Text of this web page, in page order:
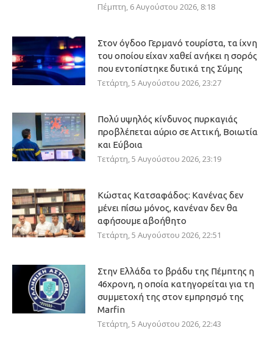
Πέμπτη, 6 Αυγούστου 2026, 8:18
Στον όγδοο Γερμανό τουρίστα, τα ίχνη
του οποίου είχαν χαθεί ανήκει η σορός
που εντοπίστηκε δυτικά της Σύμης
Τετάρτη, 5 Αυγούστου 2026, 23:27
Πολύ υψηλός κίνδυνος πυρκαγιάς
προβλέπεται αύριο σε Αττική, Βοιωτία
και Εύβοια
Τετάρτη, 5 Αυγούστου 2026, 23:19
Κώστας Κατσαφάδος: Κανένας δεν
μένει πίσω μόνος, κανέναν δεν θα
αφήσουμε αβοήθητο
Τετάρτη, 5 Αυγούστου 2026, 22:51
Στην Ελλάδα το βράδυ της Πέμπτης η
46χρονη, η οποία κατηγορείται για τη
συμμετοχή της στον εμπρησμό της
Marfin
Τετάρτη, 5 Αυγούστου 2026, 22:43